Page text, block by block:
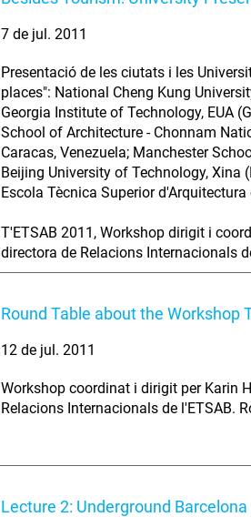
7 de jul. 2011
Presentació de les ciutats i les
places": National Cheng Kung
Georgia Institute of Technology, EUA
School of Architecture - Chonnam
Caracas, Venezuela; Manchester
Beijing University of Technology, Xina
Escola Tècnica Superior
T'ETSAB 2011, Workshop dirigit i
directora de Relacions Internacionals
Round Table about the Workshop
12 de jul. 2011
Workshop coordinat i dirigit per Karin
Relacions Internacionals de l'ETSAB.
Lecture 2: Underground Barcelona